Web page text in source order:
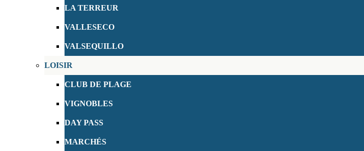
LA TERREUR
VALLESECO
VALSEQUILLO
LOISIR
CLUB DE PLAGE
VIGNOBLES
DAY PASS
MARCHÉS